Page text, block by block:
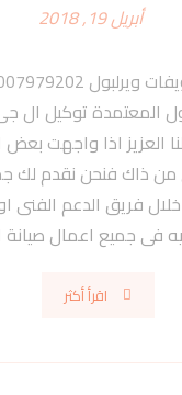
أبريل 19, 2018
المعتمدة توكيل ال
العزيز اذا واجهت
ذاك فنحن نقدم لك
فريق الدعم الفنى
فى جميع اعمال
اقرأ أكثر